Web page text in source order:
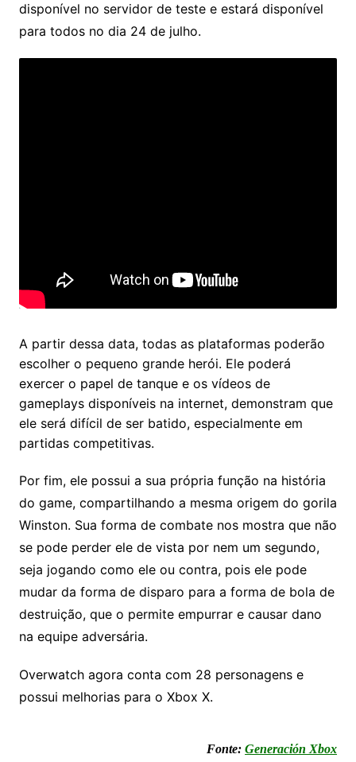
disponível no servidor de teste e estará disponível
para todos no dia 24 de julho.
A partir dessa data, todas as plataformas poderão
escolher o pequeno grande herói. Ele poderá
exercer o papel de tanque e os vídeos de
gameplays disponíveis na internet, demonstram que
ele será difícil de ser batido, especialmente em
partidas competitivas.
Por fim, ele possui a sua própria função na história
do game, compartilhando a mesma origem do gorila
Winston. Sua forma de combate nos mostra que não
se pode perder ele de vista por nem um segundo,
seja jogando como ele ou contra, pois ele pode
mudar da forma de disparo para a forma de bola de
destruição, que o permite empurrar e causar dano
na equipe adversária.
Overwatch agora conta com 28 personagens e
possui melhorias para o Xbox X.
Fonte:Generación Xbox